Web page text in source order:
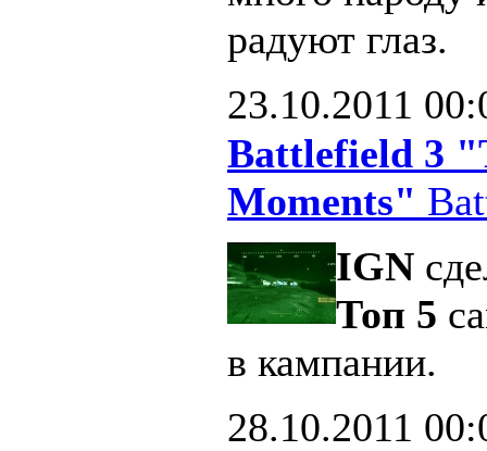
радуют глаз.
23.10.2011
Battlefield 3
Moments"
IGN
Топ 5
в кампании.
28.10.2011